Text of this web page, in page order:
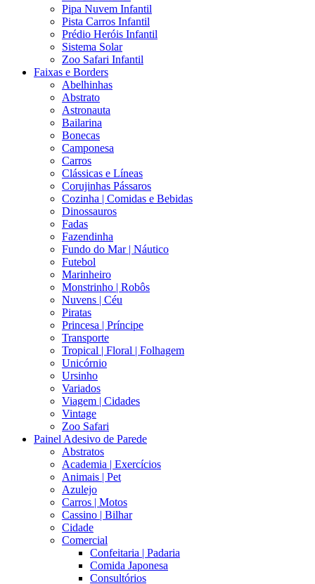
Pipa Nuvem Infantil
Pista Carros Infantil
Prédio Heróis Infantil
Sistema Solar
Zoo Safari Infantil
Faixas e Borders
Abelhinhas
Abstrato
Astronauta
Bailarina
Bonecas
Camponesa
Carros
Clássicas e Líneas
Corujinhas Pássaros
Cozinha | Comidas e Bebidas
Dinossauros
Fadas
Fazendinha
Fundo do Mar | Náutico
Futebol
Marinheiro
Monstrinho | Robôs
Nuvens | Céu
Piratas
Princesa | Príncipe
Transporte
Tropical | Floral | Folhagem
Unicórnio
Ursinho
Variados
Viagem | Cidades
Vintage
Zoo Safari
Painel Adesivo de Parede
Abstratos
Academia | Exercícios
Animais | Pet
Azulejo
Carros | Motos
Cassino | Bilhar
Cidade
Comercial
Confeitaria | Padaria
Comida Japonesa
Consultórios